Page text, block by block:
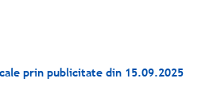
prin publicitate din 15.09.2025